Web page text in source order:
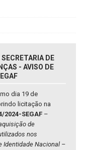
DE
- AVISO DE
dia 19 de
licitação na
2024-SEGAF –
de
nos
Identidade Nacional –